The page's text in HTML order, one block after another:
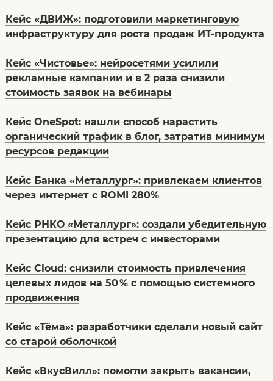
Кейс «ДВИЖ»: подготовили маркетинговую
инфраструктуру для роста продаж ИТ-продукта
Кейс «Чистовье»: нейросетями усилили
рекламные кампании и в 2 раза снизили
стоимость заявок на вебинары
Кейс OneSpot: нашли способ нарастить
органический трафик в блог, затратив минимум
ресурсов редакции
Кейс Банка «Металлург»: привлекаем клиентов
через интернет c ROMI 280%
Кейс РНКО «Металлург»: создали убедительную
презентацию для встреч с инвесторами
Кейс Cloud: снизили стоимость привлечения
целевых лидов на 50 % с помощью системного
продвижения
Кейс «Тёма»: разработчики сделали новый сайт
со старой оболочкой
Кейс «ВкусВилл»: помогли закрыть вакансии,